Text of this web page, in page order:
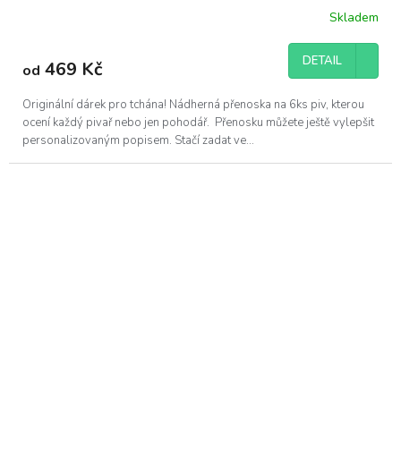
Skladem
od 469 Kč DETAIL
Originální dárek pro tchána! Nádherná přenoska na 6ks piv, kterou
ocení každý pivař nebo jen pohodář. Přenosku můžete ještě vylepšit
personalizovaným popisem. Stačí zadat ve...